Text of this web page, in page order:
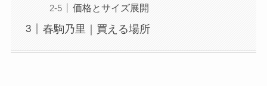
価格とサイズ展開
春駒乃里｜買える場所